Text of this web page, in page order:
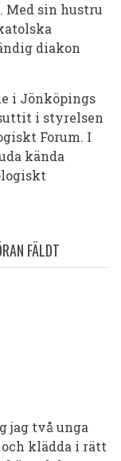
Med sin hustru
diakon
i Jönköpings
i styrelsen
Forum. I
kända
FÄLDT
jag två unga
klädda i rätt